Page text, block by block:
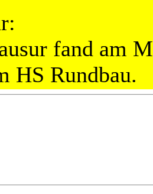
fand am
HS Rundbau.